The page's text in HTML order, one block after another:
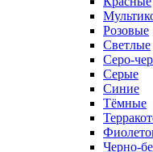
Розовые
Светлые
Серо-
Серые
Синие
Тёмные
Черно-